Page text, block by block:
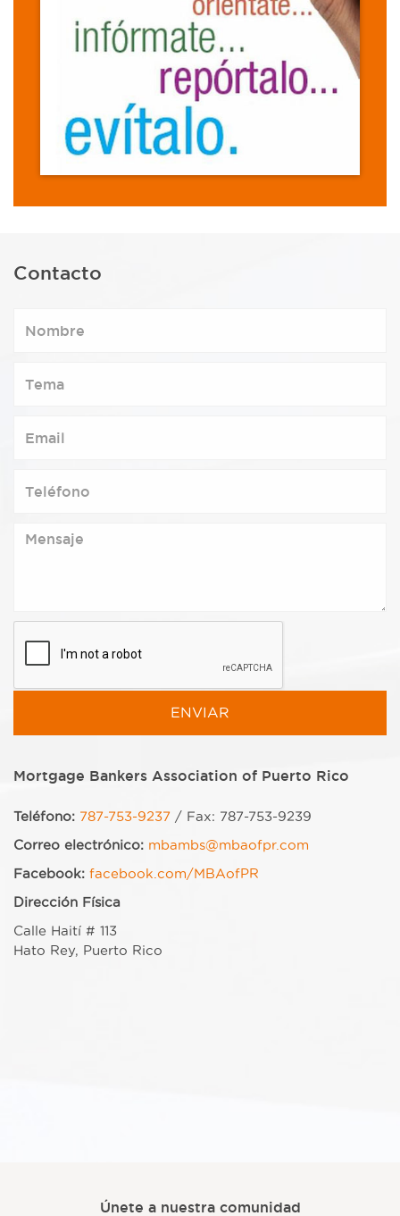
Contacto
Mortgage Bankers Association of Puerto Rico
Teléfono: 787-753-9237 / Fax: 787-753-9239
Correo electrónico: mbambs@mbaofpr.com
Facebook: facebook.com/MBAofPR
Dirección Física
Calle Haití # 113
Hato Rey, Puerto Rico
Únete a nuestra comunidad